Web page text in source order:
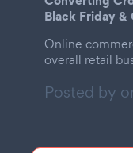
Black Friday
Online
overall retail
Posted by